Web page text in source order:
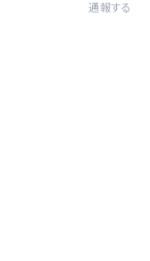
通報する